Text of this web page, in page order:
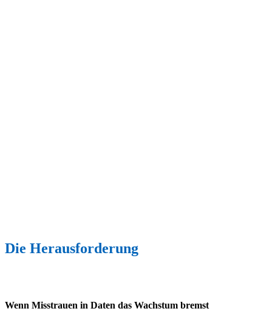
Die Herausforderung
Wenn Misstrauen in Daten das Wachstum bremst